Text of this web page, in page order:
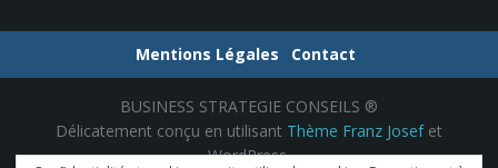
Mentions Légales Contact
BUSINESS STRATEGIE CONSEILS ®
Délicatement conçu en utilisant Thème Franz Josefet
WordPress.